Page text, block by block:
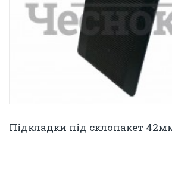
Підкладки під склопакет